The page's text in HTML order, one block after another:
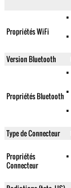
Propriétés WiFi
Version Bluetooth
Propriétés Bluetooth
Type de Connecteur
Propriétés
Connecteur